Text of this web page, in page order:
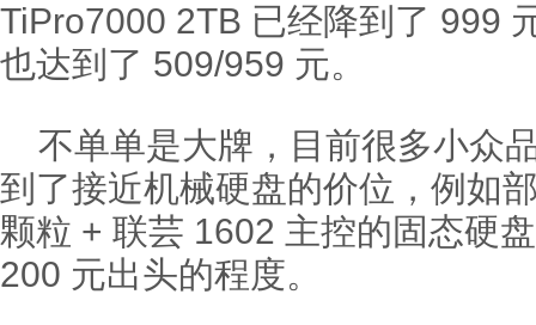
TiPro7000 2TB 已经降到了 999
也达到了 509/959 元。
不单单是大牌，目前很多小众
到了接近机械硬盘的价位，例如
颗粒 + 联芸 1602 主控的固态硬
200 元出头的程度。